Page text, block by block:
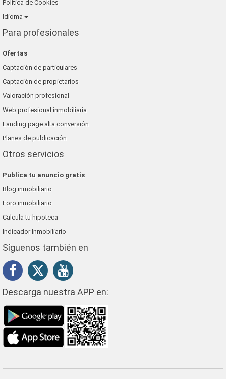
Política de Cookies
Idioma
Para profesionales
Ofertas
Captación de particulares
Captación de propietarios
Valoración profesional
Web profesional inmobiliaria
Landing page alta conversión
Planes de publicación
Otros servicios
Publica tu anuncio gratis
Blog inmobiliario
Foro inmobiliario
Calcula tu hipoteca
Indicador Inmobiliario
Síguenos también en
Descarga nuestra APP en: